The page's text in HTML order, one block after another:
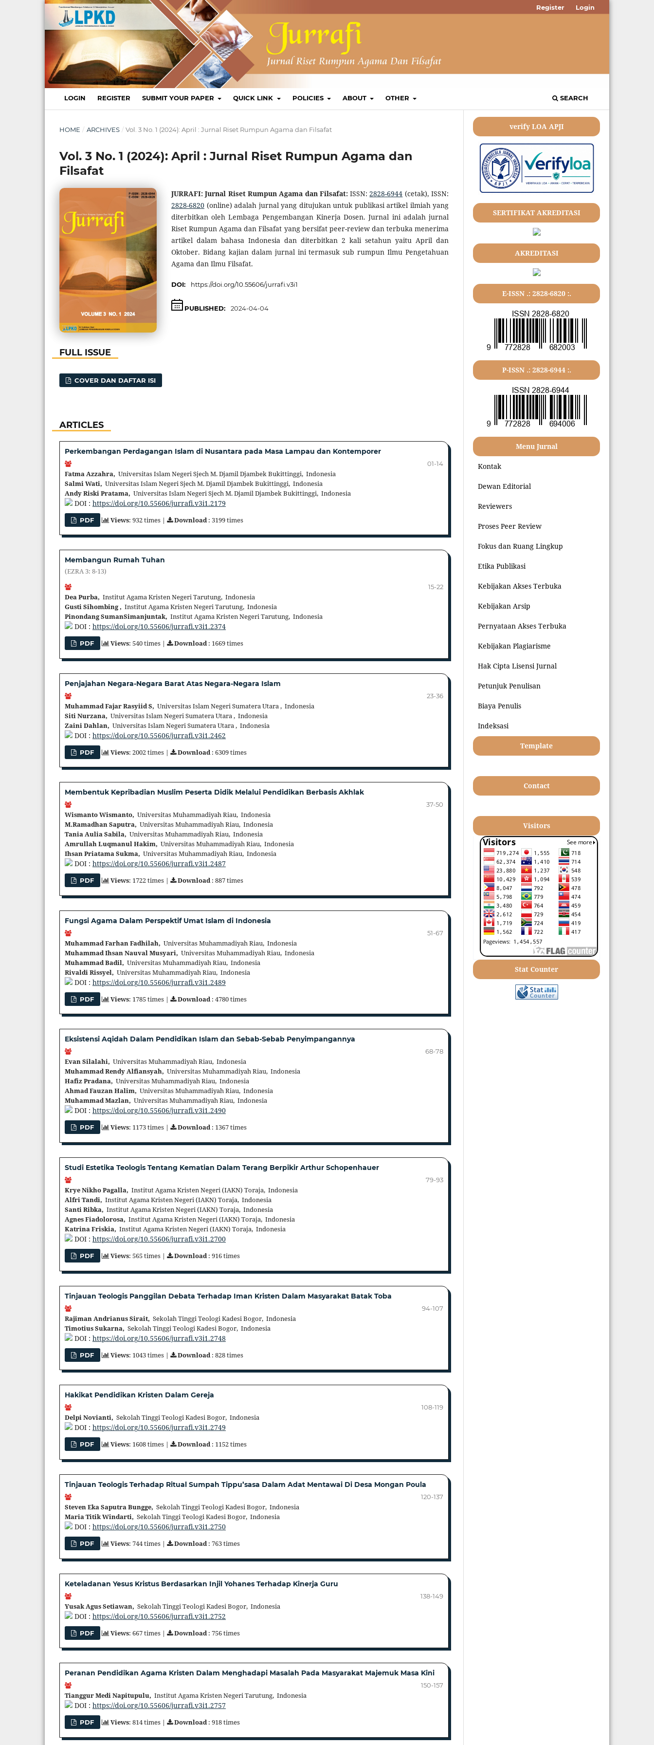
LOGIN REGISTER SUBMIT YOUR PAPER QUICK LINK POLICIES ABOUT OTHER SEARCH
Register Login
HOME / ARCHIVES / Vol. 3 No. 1 (2024): April : Jurnal Riset Rumpun Agama dan Filsafat
Vol. 3 No. 1 (2024): April : Jurnal Riset Rumpun Agama dan
Filsafat
JURRAFI: Jurnal Riset Rumpun Agama dan Filsafat:ISSN:2828-6944 (cetak), ISSN:
2828-6820 (online) adalah jurnal yang ditujukan untuk publikasi artikel ilmiah yang
diterbitkan oleh Lembaga Pengembangan Kinerja Dosen. Jurnal ini adalah jurnal
Riset Rumpun Agama dan Filsafat yang bersifat peer-review dan terbuka menerima
artikel dalam bahasa Indonesia dan diterbitkan 2 kali setahun yaitu April dan
Oktober. Bidang kajian dalam jurnal ini termasuk sub rumpun Ilmu Pengetahuan
Agama dan Ilmu Filsafat.
DOI: https://doi.org/10.55606/jurrafi.v3i1
PUBLISHED: 2024-04-04
FULL ISSUE
COVER DAN DAFTAR ISI
ARTICLES
Perkembangan Perdagangan Islam di Nusantara pada Masa Lampau dan Kontemporer
Fatma Azzahra, Universitas Islam Negeri Sjech M. Djamil Djambek Bukittinggi, Indonesia
Salmi Wati, Universitas Islam Negeri Sjech M. Djamil Djambek Bukittinggi, Indonesia
Andy Riski Pratama, Universitas Islam Negeri Sjech M. Djamil Djambek Bukittinggi, Indonesia
01-14
DOI : https://doi.org/10.55606/jurrafi.v3i1.2179
PDF Views: 932 times | Download : 3199 times
Membangun Rumah Tuhan
(EZRA 3: 8-13)
Dea Purba, Institut Agama Kristen Negeri Tarutung, Indonesia
Gusti Sihombing , Institut Agama Kristen Negeri Tarutung, Indonesia
Pinondang SumanSimanjuntak, Institut Agama Kristen Negeri Tarutung, Indonesia
15-22
DOI : https://doi.org/10.55606/jurrafi.v3i1.2374
PDF Views: 540 times | Download: 1669 times
Penjajahan Negara-Negara Barat Atas Negara-Negara Islam
Muhammad Fajar Rasyiid S, Universitas Islam Negeri Sumatera Utara , Indonesia
Siti Nurzana, Universitas Islam Negeri Sumatera Utara , Indonesia
Zaini Dahlan, Universitas Islam Negeri Sumatera Utara , Indonesia
23-36
DOI : https://doi.org/10.55606/jurrafi.v3i1.2462
PDF Views: 2002 times | Download : 6309 times
Membentuk Kepribadian Muslim Peserta Didik Melalui Pendidikan Berbasis Akhlak
Wismanto Wismanto, Universitas Muhammadiyah Riau, Indonesia
M.Ramadhan Saputra, Universitas Muhammadiyah Riau, Indonesia
Tania Aulia Sabila, Universitas Muhammadiyah Riau, Indonesia
Amrullah Luqmanul Hakim, Universitas Muhammadiyah Riau, Indonesia
Ihsan Priatama Sukma, Universitas Muhammadiyah Riau, Indonesia
37-50
DOI : https://doi.org/10.55606/jurrafi.v3i1.2487
PDF Views: 1722 times | Download: 887 times
Fungsi Agama Dalam Perspektif Umat Islam di Indonesia
Muhammad Farhan Fadhilah, Universitas Muhammadiyah Riau, Indonesia
Muhammad Ihsan Nauval Musyari, Universitas Muhammadiyah Riau, Indonesia
Muhammad Badil, Universitas Muhammadiyah Riau, Indonesia
Rivaldi Rissyel, Universitas Muhammadiyah Riau, Indonesia
51-67
DOI : https://doi.org/10.55606/jurrafi.v3i1.2489
PDF Views: 1785 times | Download: 4780 times
Eksistensi Aqidah Dalam Pendidikan Islam dan Sebab-Sebab Penyimpangannya
Evan Silalahi, Universitas Muhammadiyah Riau, Indonesia
Muhammad Rendy Alfiansyah, Universitas Muhammadiyah Riau, Indonesia
Hafiz Pradana, Universitas Muhammadiyah Riau, Indonesia
Ahmad Fauzan Halim, Universitas Muhammadiyah Riau, Indonesia
Muhammad Mazlan, Universitas Muhammadiyah Riau, Indonesia
68-78
DOI : https://doi.org/10.55606/jurrafi.v3i1.2490
PDF Views: 1173 times | Download: 1367 times
Studi Estetika Teologis Tentang Kematian Dalam Terang Berpikir Arthur Schopenhauer
Krye Nikho Pagalla, Institut Agama Kristen Negeri (IAKN) Toraja, Indonesia
Alfri Tandi, Institut Agama Kristen Negeri (IAKN) Toraja, Indonesia
Santi Ribka, Institut Agama Kristen Negeri (IAKN) Toraja, Indonesia
Agnes Fiadolorosa, Institut Agama Kristen Negeri (IAKN) Toraja, Indonesia
Katrina Friskia, Institut Agama Kristen Negeri (IAKN) Toraja, Indonesia
79-93
DOI : https://doi.org/10.55606/jurrafi.v3i1.2700
PDF Views: 565 times | Download: 916 times
Tinjauan Teologis Panggilan Debata Terhadap Iman Kristen Dalam Masyarakat Batak Toba
Rajiman Andrianus Sirait, Sekolah Tinggi Teologi Kadesi Bogor, Indonesia
Timotius Sukarna, Sekolah Tinggi Teologi Kadesi Bogor, Indonesia
94-107
DOI : https://doi.org/10.55606/jurrafi.v3i1.2748
PDF Views: 1043 times | Download: 828 times
Hakikat Pendidikan Kristen Dalam Gereja
Delpi Novianti, Sekolah Tinggi Teologi Kadesi Bogor, Indonesia
108-119
DOI : https://doi.org/10.55606/jurrafi.v3i1.2749
PDF Views: 1608 times | Download: 1152 times
Tinjauan Teologis Terhadap Ritual Sumpah Tippu’sasa Dalam Adat Mentawai Di Desa Mongan Poula
Steven Eka Saputra Bungge, Sekolah Tinggi Teologi Kadesi Bogor, Indonesia
Maria Titik Windarti, Sekolah Tinggi Teologi Kadesi Bogor, Indonesia
120-137
DOI : https://doi.org/10.55606/jurrafi.v3i1.2750
PDF Views: 744 times | Download: 763 times
Keteladanan Yesus Kristus Berdasarkan Injil Yohanes Terhadap Kinerja Guru
Yusak Agus Setiawan, Sekolah Tinggi Teologi Kadesi Bogor, Indonesia
138-149
DOI : https://doi.org/10.55606/jurrafi.v3i1.2752
PDF Views: 667 times | Download : 756 times
Peranan Pendidikan Agama Kristen Dalam Menghadapi Masalah Pada Masyarakat Majemuk Masa Kini
Tianggur Medi Napitupulu, Institut Agama Kristen Negeri Tarutung, Indonesia
150-157
DOI : https://doi.org/10.55606/jurrafi.v3i1.2757
PDF Views: 814 times | Download: 918 times
verify LOA APJI
SERTIFIKAT AKREDITASI
AKREDITASI
E-ISSN .: 2828-6820 :.
P-ISSN .: 2828-6944 :.
Menu Jurnal
Kontak
Dewan Editorial
Reviewers
Proses Peer Review
Fokus dan Ruang Lingkup
Etika Publikasi
Kebijakan Akses Terbuka
Kebijakan Arsip
Pernyataan Akses Terbuka
Kebijakan Plagiarisme
Hak Cipta Lisensi Jurnal
Petunjuk Penulisan
Biaya Penulis
Indeksasi
Template
Contact
Visitors
Stat Counter